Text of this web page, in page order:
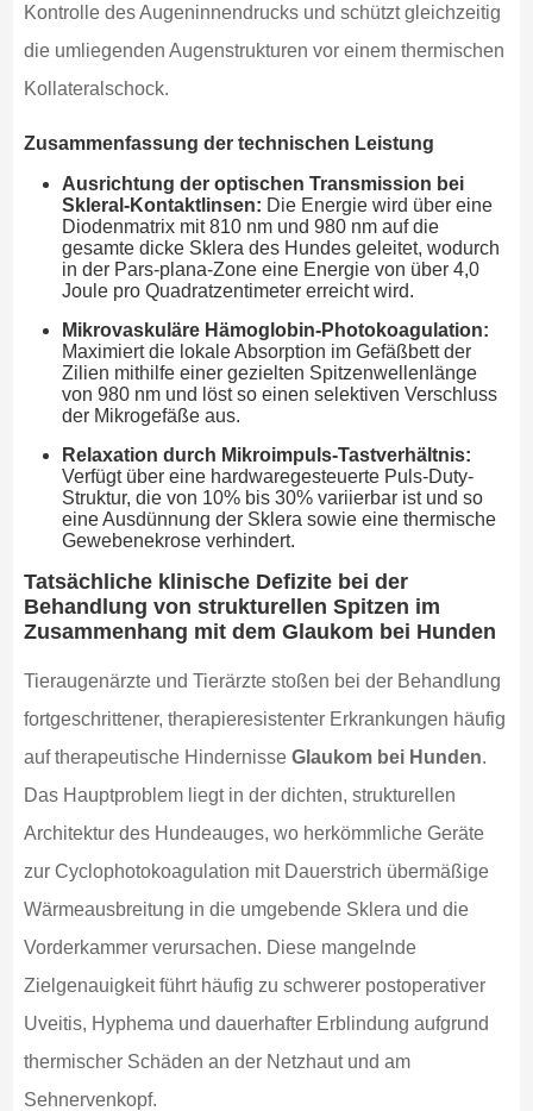
Kontrolle des Augeninnendrucks und schützt gleichzeitig
die umliegenden Augenstrukturen vor einem thermischen
Kollateralschock.
Zusammenfassung der technischen Leistung
Ausrichtung der optischen Transmission bei
Skleral-Kontaktlinsen: Die Energie wird über eine
Diodenmatrix mit 810 nm und 980 nm auf die
gesamte dicke Sklera des Hundes geleitet, wodurch
in der Pars-plana-Zone eine Energie von über 4,0
Joule pro Quadratzentimeter erreicht wird.
Mikrovaskuläre Hämoglobin-Photokoagulation:
Maximiert die lokale Absorption im Gefäßbett der
Zilien mithilfe einer gezielten Spitzenwellenlänge
von 980 nm und löst so einen selektiven Verschluss
der Mikrogefäße aus.
Relaxation durch Mikroimpuls-Tastverhältnis:
Verfügt über eine hardwaregesteuerte Puls-Duty-
Struktur, die von 10% bis 30% variierbar ist und so
eine Ausdünnung der Sklera sowie eine thermische
Gewebenekrose verhindert.
Tatsächliche klinische Defizite bei der
Behandlung von strukturellen Spitzen im
Zusammenhang mit dem Glaukom bei Hunden
Tieraugenärzte und Tierärzte stoßen bei der Behandlung
fortgeschrittener, therapieresistenter Erkrankungen häufig
auf therapeutische Hindernisse Glaukom bei Hunden.
Das Hauptproblem liegt in der dichten, strukturellen
Architektur des Hundeauges, wo herkömmliche Geräte
zur Cyclophotokoagulation mit Dauerstrich übermäßige
Wärmeausbreitung in die umgebende Sklera und die
Vorderkammer verursachen. Diese mangelnde
Zielgenauigkeit führt häufig zu schwerer postoperativer
Uveitis, Hyphema und dauerhafter Erblindung aufgrund
thermischer Schäden an der Netzhaut und am
Sehnervenkopf.